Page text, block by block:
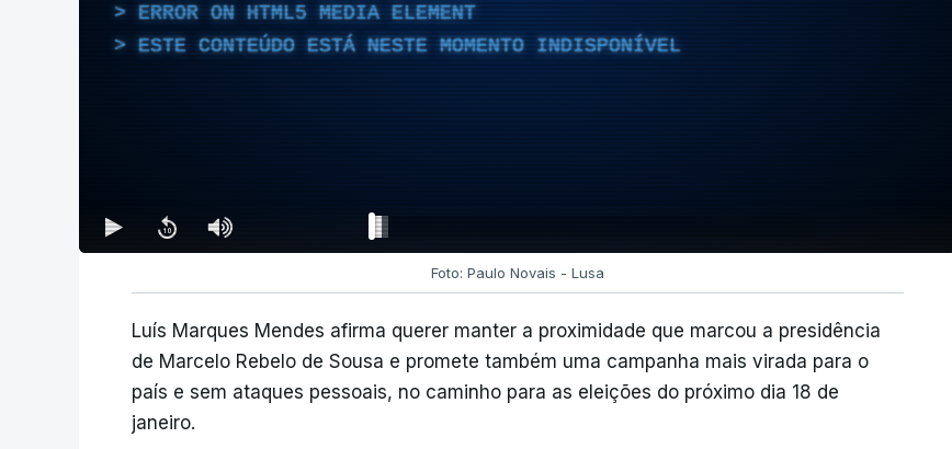
ERROR ON HTML5 MEDIA ELEMENT
ESTE CONTEÚDO ESTÁ NESTE MOMENTO INDISPONÍVEL
Foto: Paulo Novais - Lusa
Luís Marques Mendes afirma querer manter a proximidade que marcou a presidência
de Marcelo Rebelo de Sousa e promete também uma campanha mais virada para o
país e sem ataques pessoais, no caminho para as eleições do próximo dia 18 de
janeiro.